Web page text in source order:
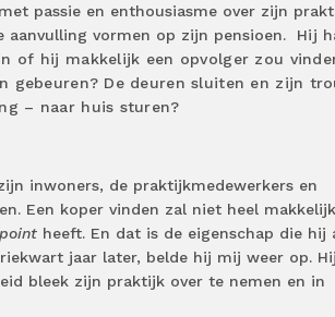
passie en enthousiasme over zijn
aanvulling vormen op zijn pensioen. Hij
of hij makkelijk een opvolger zou
gebeuren? De deuren sluiten en zijn
– naar huis sturen?
inwoners, de praktijkmedewerkers en
Een koper vinden zal niet heel
heeft. En dat is de eigenschap die hij
jaar later, belde hij mij weer op.
bleek zijn praktijk over te nemen en in